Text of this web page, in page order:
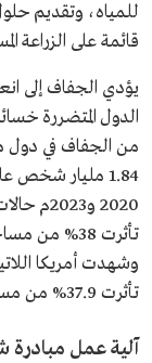
للمياه، وتقديم
قائمة على الزراعة
يؤدي الجفاف إلى
من الجفاف في دول
2020
وشهدت أمريكا
تأثرت 37.9% من مساحة الأراضي خلال الفترة نفسها.
آلية عمل مبادرة